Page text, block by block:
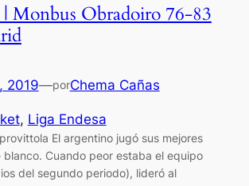
Monbus Obradoiro 76-83
2019—porChema Cañas
, Liga Endesa
El argentino jugó sus mejores
blanco. Cuando peor estaba el equipo
del segundo periodo), lideró al